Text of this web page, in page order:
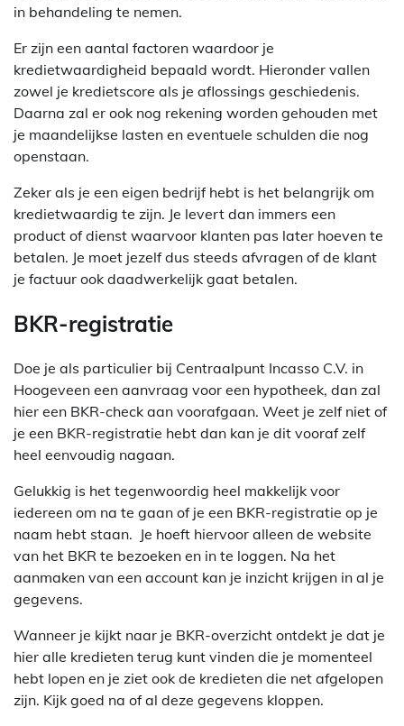
in behandeling te nemen.
Er zijn een aantal factoren waardoor je
kredietwaardigheid bepaald wordt. Hieronder vallen
zowel je kredietscore als je aflossings geschiedenis.
Daarna zal er ook nog rekening worden gehouden met
je maandelijkse lasten en eventuele schulden die nog
openstaan.
Zeker als je een eigen bedrijf hebt is het belangrijk om
kredietwaardig te zijn. Je levert dan immers een
product of dienst waarvoor klanten pas later hoeven te
betalen. Je moet jezelf dus steeds afvragen of de klant
je factuur ook daadwerkelijk gaat betalen.
BKR-registratie
Doe je als particulier bij Centraalpunt Incasso C.V. in
Hoogeveen een aanvraag voor een hypotheek, dan zal
hier een BKR-check aan voorafgaan. Weet je zelf niet of
je een BKR-registratie hebt dan kan je dit vooraf zelf
heel eenvoudig nagaan.
Gelukkig is het tegenwoordig heel makkelijk voor
iedereen om na te gaan of je een BKR-registratie op je
naam hebt staan. Je hoeft hiervoor alleen de website
van het BKR te bezoeken en in te loggen. Na het
aanmaken van een account kan je inzicht krijgen in al je
gegevens.
Wanneer je kijkt naar je BKR-overzicht ontdekt je dat je
hier alle kredieten terug kunt vinden die je momenteel
hebt lopen en je ziet ook de kredieten die net afgelopen
zijn. Kijk goed na of al deze gegevens kloppen.